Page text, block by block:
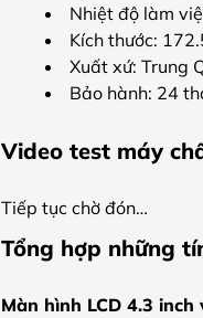
Nhiệt độ làm
Kích thước:
Xuất xứ: Trung
Bảo hành: 24
Video test máy
Tiếp tục chờ đón…
Tổng hợp những
Màn hình LCD 4.3